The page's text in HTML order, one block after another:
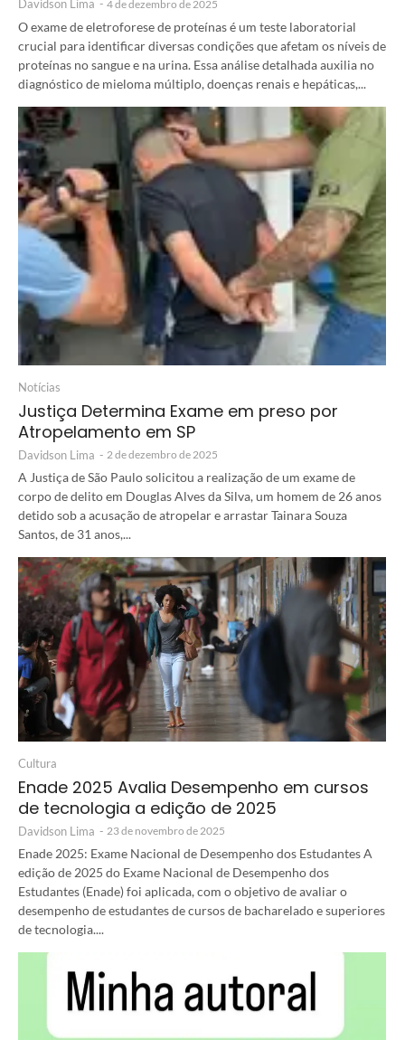
Davidson Lima - 4 de dezembro de 2025
O exame de eletroforese de proteínas é um teste laboratorial
crucial para identificar diversas condições que afetam os níveis de
proteínas no sangue e na urina. Essa análise detalhada auxilia no
diagnóstico de mieloma múltiplo, doenças renais e hepáticas,...
Notícias
Justiça Determina Exame em preso por
Atropelamento em SP
Davidson Lima - 2 de dezembro de 2025
A Justiça de São Paulo solicitou a realização de um exame de
corpo de delito em Douglas Alves da Silva, um homem de 26 anos
detido sob a acusação de atropelar e arrastar Tainara Souza
Santos, de 31 anos,...
Cultura
Enade 2025 Avalia Desempenho em cursos
de tecnologia a edição de 2025
Davidson Lima - 23 de novembro de 2025
Enade 2025: Exame Nacional de Desempenho dos Estudantes A
edição de 2025 do Exame Nacional de Desempenho dos
Estudantes (Enade) foi aplicada, com o objetivo de avaliar o
desempenho de estudantes de cursos de bacharelado e superiores
de tecnologia....